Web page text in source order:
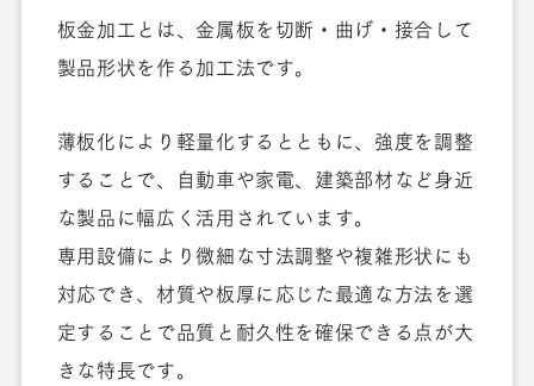
板金加工とは、金属板を切断・曲げ・接合して
製品形状を作る加工法です。
薄板化により軽量化するとともに、強度を調整
することで、自動車や家電、建築部材など身近
な製品に幅広く活用されています。
専用設備により微細な寸法調整や複雑形状にも
対応でき、材質や板厚に応じた最適な方法を選
定することで品質と耐久性を確保できる点が大
きな特長です。